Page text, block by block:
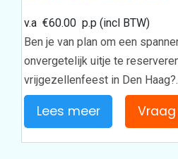
v.a€60.00 p.p (incl BTW)
Ben je van plan om een
onvergetelijk uitje te
vrijgezellenfeest in Den
Lees meer